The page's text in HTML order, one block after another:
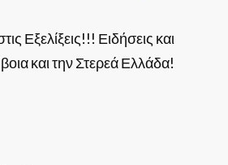
Εξελίξεις!!! Ειδήσεις και
και την Στερεά Ελλάδα!